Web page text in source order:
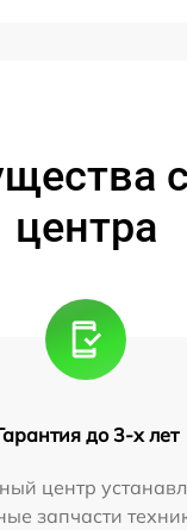
центра
до 3-х лет
центр
запчасти